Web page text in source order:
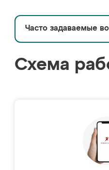
Часто задаваемые
Схема